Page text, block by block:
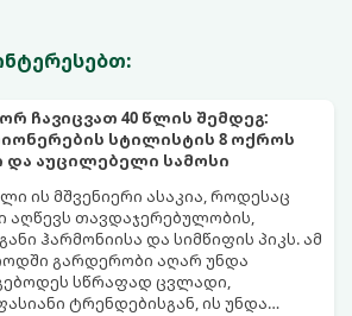
ჩავიცვათ 40 წლის შემდეგ:
სტილისტის 8 ოქროს
და აუცილებელი სამოსი
ის მშვენიერი ასაკია, როდესაც
აღწევს თავდაჯერებულობის,
ჰარმონიისა და სიმწიფის პიკს. ამ
გარდერობი აღარ უნდა
სწრაფად ცვლადი,
ტრენდებისგან, ის უნდა